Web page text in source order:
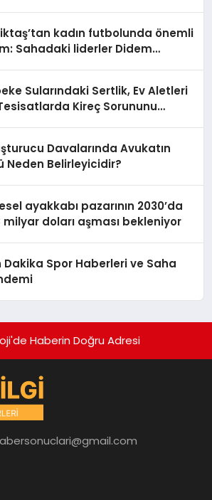
kadın futbolunda önemli
Sahadaki liderler Didem
Sularındaki Sertlik, Ev Aletleri
Kireç Sorununu
Davalarında Avukatın
Neden Belirleyicidir?
ayakkabı pazarının 2030’da
milyar doları aşması bekleniyor
Dakika Spor Haberleri ve Saha
Haberin Doğru Adresi